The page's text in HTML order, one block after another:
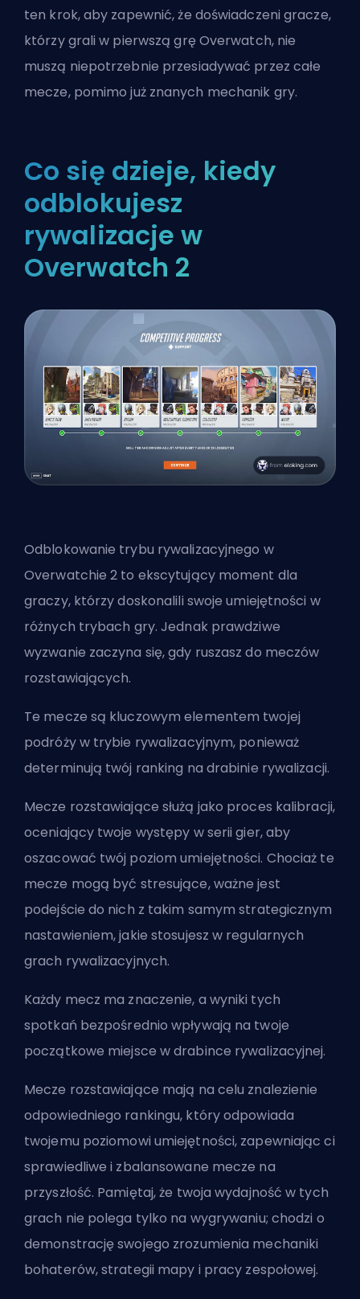
ten krok, aby zapewnić, że doświadczeni gracze,
którzy grali w pierwszą grę Overwatch, nie
muszą niepotrzebnie przesiadywać przez całe
mecze, pomimo już znanych mechanik gry.
Co się dzieje, kiedy
odblokujesz
rywalizacje w
Overwatch 2
Odblokowanie trybu rywalizacyjnego w
Overwatchie 2 to ekscytujący moment dla
graczy, którzy doskonalili swoje umiejętności w
różnych trybach gry. Jednak prawdziwe
wyzwanie zaczyna się, gdy ruszasz do meczów
rozstawiających.
Te mecze są kluczowym elementem twojej
podróży w trybie rywalizacyjnym, ponieważ
determinują twój ranking na drabinie rywalizacji.
Mecze rozstawiające służą jako proces kalibracji,
oceniający twoje występy w serii gier, aby
oszacować twój poziom umiejętności. Chociaż te
mecze mogą być stresujące, ważne jest
podejście do nich z takim samym strategicznym
nastawieniem, jakie stosujesz w regularnych
grach rywalizacyjnych.
Każdy mecz ma znaczenie, a wyniki tych
spotkań bezpośrednio wpływają na twoje
początkowe miejsce w drabince rywalizacyjnej.
Mecze rozstawiające mają na celu znalezienie
odpowiedniego rankingu, który odpowiada
twojemu poziomowi umiejętności, zapewniając ci
sprawiedliwe i zbalansowane mecze na
przyszłość. Pamiętaj, że twoja wydajność w tych
grach nie polega tylko na wygrywaniu; chodzi o
demonstrację swojego zrozumienia mechaniki
bohaterów, strategii mapy i pracy zespołowej.